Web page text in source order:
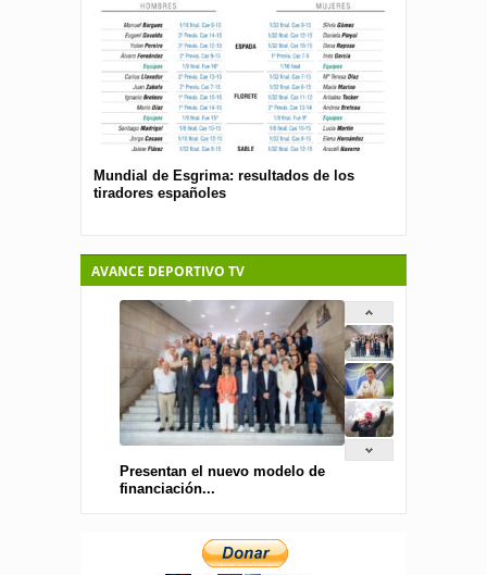
Mundial de Esgrima: resultados de los
tiradores españoles
AVANCE DEPORTIVO TV
Presentan el nuevo modelo de
financiación...